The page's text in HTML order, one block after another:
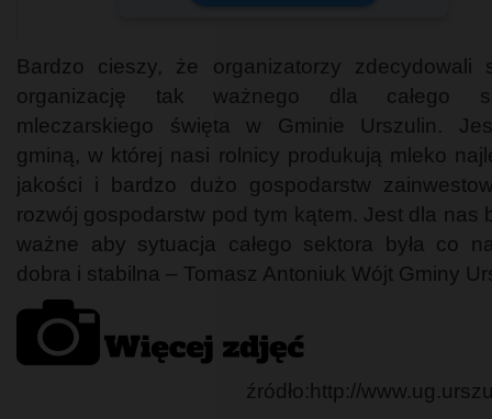
Bardzo cieszy, że organizatorzy zdecydowali
organizację tak ważnego dla całego
mleczarskiego święta w Gminie Urszulin.
gminą, w której nasi rolnicy produkują mleko
jakości i bardzo dużo gospodarstw
rozwój gospodarstw pod tym kątem. Jest dla nas
ważne aby sytuacja całego sektora była co
dobra i stabilna – Tomasz Antoniuk Wójt Gminy
źródło:http://